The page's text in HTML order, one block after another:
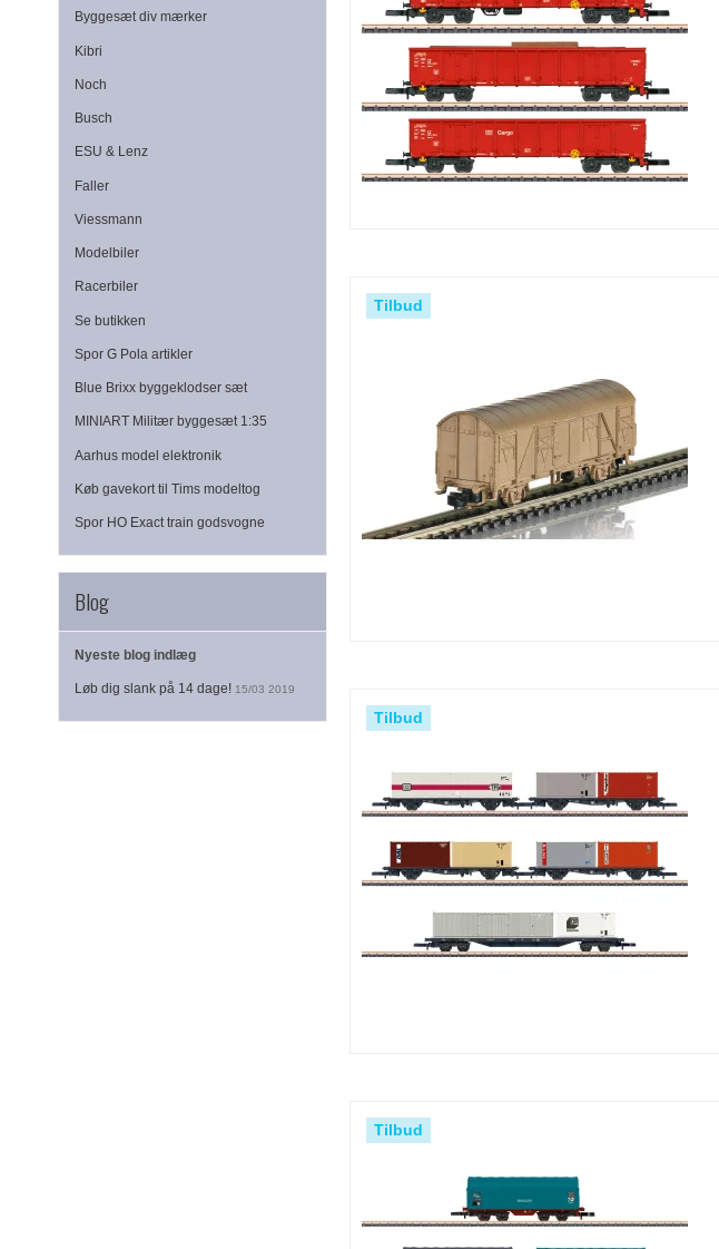
Byggesæt div mærker
Kibri
Noch
Busch
ESU & Lenz
Faller
Viessmann
Modelbiler
Racerbiler
Se butikken
Spor G Pola artikler
Blue Brixx byggeklodser sæt
MINIART Militær byggesæt 1:35
Aarhus model elektronik
Køb gavekort til Tims modeltog
Spor HO Exact train godsvogne
Blog
Nyeste blog indlæg
Løb dig slank på 14 dage! 15/03 2019
Tilbud
Tilbud
Tilbud